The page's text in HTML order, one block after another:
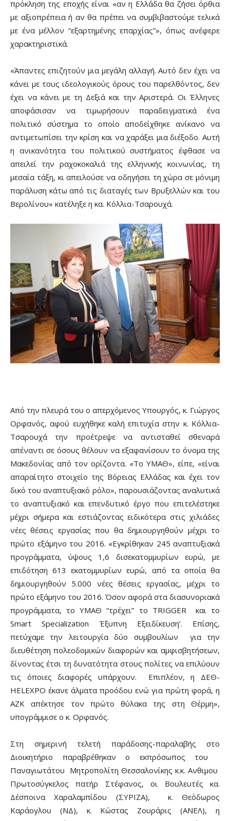
πρόκληση της εποχής είναι «αν η Ελλάδα θα ζήσει όρθια
με αξιοπρέπεια ή αν θα πρέπει να συμβιβαστούμε τελικά
με ένα μέλλον “εξαρτημένης επαρχίας”», όπως ανέφερε
χαρακτηριστικά.
«Άπαντες επιζητούν μια μεγάλη αλλαγή. Αυτό δεν έχει να
κάνει με τους ιδεολογικούς όρους του παρελθόντος, δεν
έχει να κάνει με τη Δεξιά και την Αριστερά. Οι Έλληνες
αποφάσισαν να τιμωρήσουν παραδειγματικά ένα
πολιτικό σύστημα το οποίο αποδείχθηκε ανίκανο να
αντιμετωπίσει την κρίση και να χαράξει μια διέξοδο. Αυτή
η ανικανότητα του πολιτικού συστήματος έφθασε να
απειλεί την ραχοκοκαλιά της ελληνικής κοινωνίας, τη
μεσαία τάξη, κι απειλούσε να οδηγήσει τη χώρα σε μόνιμη
παράλυση κάτω από τις διαταγές των Βρυξελλών και του
Βερολίνου» κατέληξε η κα. Κόλλια-Τσαρουχά.
Από την πλευρά του ο απερχόμενος Υπουργός, κ. Γιώργος
Ορφανός, αφού ευχήθηκε καλή επιτυχία στην κ. Κόλλια-
Τσαρουχά την προέτρεψε να αντισταθεί σθεναρά
απέναντι σε όσους θέλουν να εξαφανίσουν το όνομα της
Μακεδονίας από τον ορίζοντα. «Το ΥΜΑΘ», είπε, «είναι
απαραίτητο στοιχείο της Βόρειας Ελλάδας και έχει τον
δικό του αναπτυξιακό ρόλο», παρουσιάζοντας αναλυτικά
το αναπτυξιακό και επενδυτικό έργο που επιτελέστηκε
μέχρι σήμερα και εστιάζοντας ειδικότερα στις χιλιάδες
νέες θέσεις εργασίας που θα δημιουργηθούν μέχρι το
πρώτο εξάμηνο του 2016. «Εγκρίθηκαν 245 αναπτυξιακά
προγράμματα, ύψους 1,6 δισεκατομμυρίων ευρώ, με
επιδότηση 613 εκατομμυρίων ευρώ, από τα οποία θα
δημιουργηθούν 5.000 νέες θέσεις εργασίας, μέχρι το
πρώτο εξάμηνο του 2016. Όσον αφορά στα διασυνοριακά
προγράμματα, το ΥΜΑΘ “τρέχει” το TRIGGER
και το
Smart
Specialization Έξυπνη Εξειδίκευση’. Επίσης,
πετύχαμε την λειτουργία δύο συμβουλίων
για την
διευθέτηση πολεοδομικών διαφορών και αμφισβητήσεων,
δίνοντας έτσι τη δυνατότητα στους πολίτες να επιλύουν
τις όποιες διαφορές υπάρχουν.
Επιπλέον, η ΔΕΘ-
HELEXPO έκανε άλματα προόδου ενώ για πρώτη φορά, η
ΑΖΚ απέκτησε τον πρώτο θύλακα της στη Θέρμη»,
υπογράμμισε ο κ. Ορφανός.
Στη σημερινή τελετή παράδοσης-παραλαβής στο
Διοικητήριο παραβρέθηκαν ο εκπρόσωπος του
Παναγιωτάτου Μητροπολίτη Θεσσαλονίκης κ.κ. Aνθιμου
Πρωτοσύγκελος πατήρ Στέφανος, οι Βουλευτές κα.
Δέσποινα Χαραλαμπίδου (ΣΥΡΙΖΑ),
κ. Θεόδωρος
Καράογλου (ΝΔ), κ. Κώστας Ζουράρις (ΑΝΕΛ), η